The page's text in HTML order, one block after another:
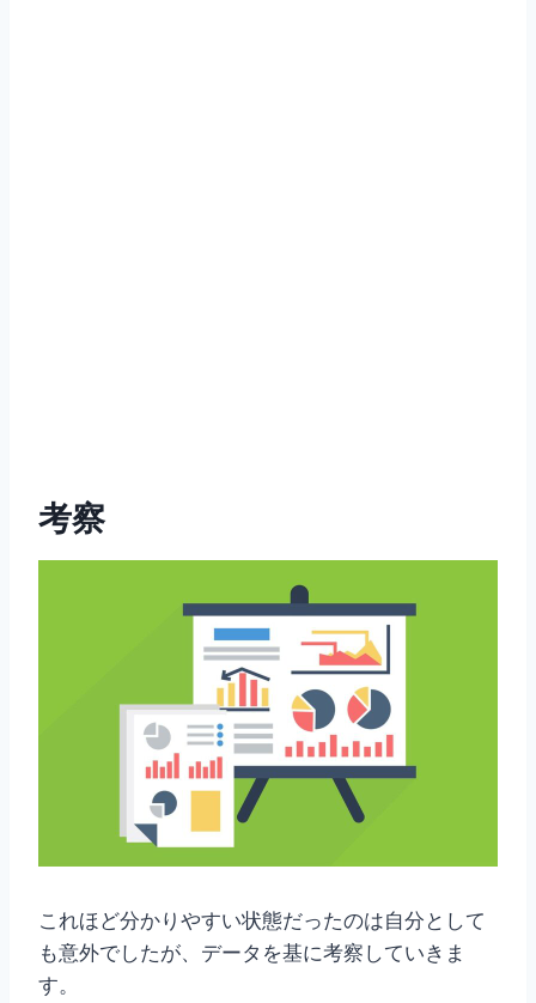
考察
これほど分かりやすい状態だったのは自分として
も意外でしたが、データを基に考察していきま
す。